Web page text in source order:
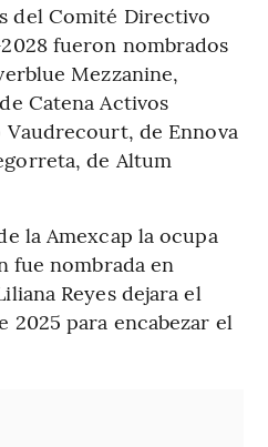
del Comité Directivo
fueron nombrados
Mezzanine,
Catena Activos
de Ennova
de Altum
la Amexcap la ocupa
fue nombrada en
Reyes dejara el
2025 para encabezar el